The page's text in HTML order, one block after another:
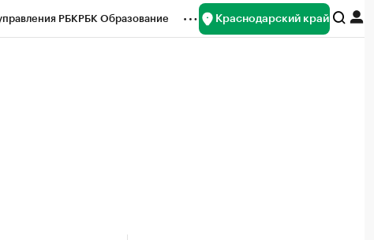
РБКРБК Образование Краснодарский край